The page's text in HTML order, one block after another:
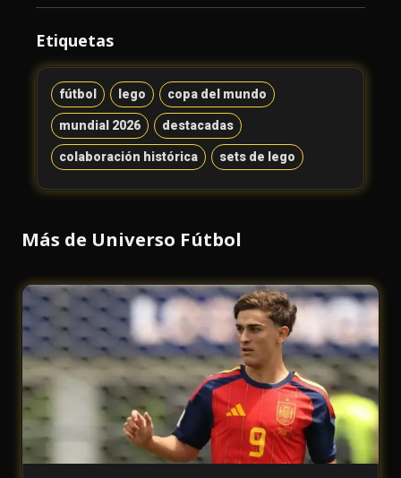
Etiquetas
fútbol lego copa del mundo
mundial 2026 destacadas
colaboración histórica sets de lego
Más de Universo Fútbol